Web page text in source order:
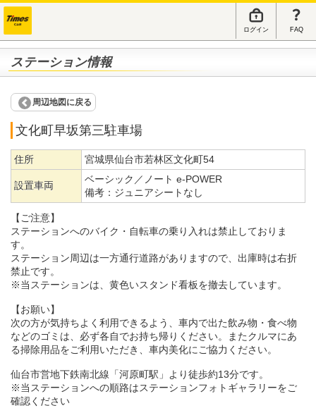
ログイン FAQ
ステーション情報
周辺地図に戻る
文化町早坂第三駐車場
住所 宮城県仙台市若林区文化町54
設置車両
ベーシック／ノート e-POWER
備考： ジュニアシートなし
【ご注意】
ステーションへのバイク・自転車の乗り入れは禁止しておりま
す。
ステーション周辺は一方通行道路がありますので、出庫時は右折
禁止です。
※当ステーションは、黄色いスタンド看板を撤去しています。
【お願い】
次の方が気持ちよく利用できるよう、車内で出た飲み物・食べ物
などのゴミは、必ず各自でお持ち帰りください。またクルマにあ
る掃除用品をご利用いただき、車内美化にご協力ください。
仙台市営地下鉄南北線「河原町駅」より徒歩約13分です。
※当ステーションへの順路はステーションフォトギャラリーをご
確認ください